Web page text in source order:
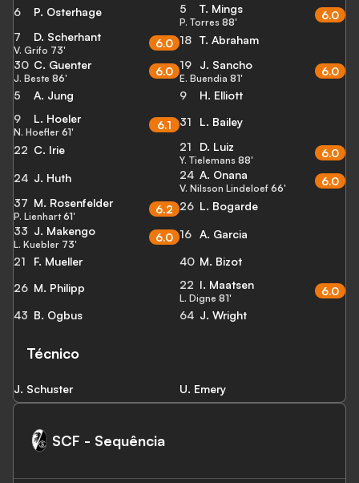
6 P. Osterhage 5 T. Mings
P. Torres 88'
6.0
7
D. Scherhant
V. Grifo 73'
6.0 18 T. Abraham
30 C. Guenter
J. Beste 86'
6.0 19 J. Sancho
E. Buendia 81'
6.0
5
A. Jung 9
H. Elliott
9
L. Hoeler
N. Hoefler 61'
6.1 31 L. Bailey
22 C. Irie 21 D. Luiz
Y. Tielemans 88'
6.0
24 J. Huth 24 A. Onana
V. Nilsson Lindeloef 66'
6.0
37 M. Rosenfelder
P. Lienhart61'
6.2 26 L. Bogarde
33 J. Makengo
L. Kuebler 73'
6.0 16 A. Garcia
21 F. Mueller 40 M. Bizot
26 M. Philipp 22 I. Maatsen
L. Digne 81'
6.0
43 B. Ogbus 64 J. Wright
Técnico
J. Schuster U. Emery
SCF - Sequência